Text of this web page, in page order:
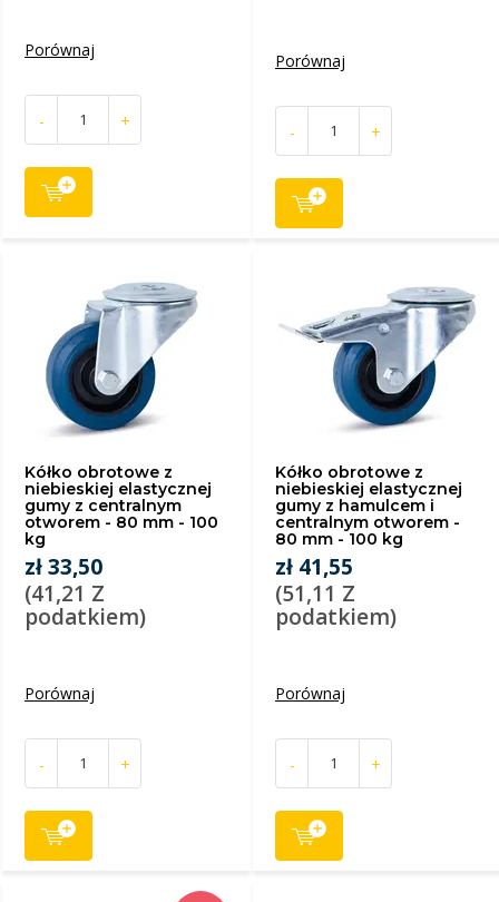
Porównaj
- +
Porównaj
- +
Kółko obrotowe z
niebieskiej elastycznej
gumy z centralnym
otworem - 80 mm - 100
kg
zł 33,50
(41,21 Z
podatkiem)
Porównaj
- +
Kółko obrotowe z
niebieskiej elastycznej
gumy z hamulcem i
centralnym otworem -
80 mm - 100 kg
zł 41,55
(51,11 Z
podatkiem)
Porównaj
- +